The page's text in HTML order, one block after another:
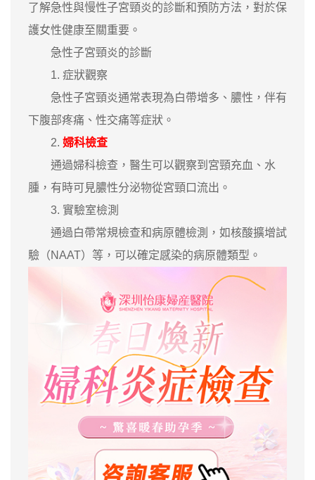
了解急性與慢性子宮頸炎的診斷和預防方法，對於保
護女性健康至關重要。
急性子宮頸炎的診斷
1. 症狀觀察
急性子宮頸炎通常表現為白帶增多、膿性，伴有
下腹部疼痛、性交痛等症狀。
2. 婦科檢查
通過婦科檢查，醫生可以觀察到宮頸充血、水
腫，有時可見膿性分泌物從宮頸口流出。
3. 實驗室檢測
通過白帶常規檢查和病原體檢測，如核酸擴增試
驗（NAAT）等，可以確定感染的病原體類型。